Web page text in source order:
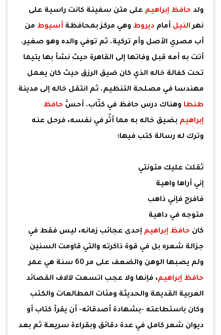
ولد حافظ إبراهيم على متن سفينة كانت راسية على
نهرالنيل أمام ديروط وهي مركز بمحافظة أسيوط من
أب مصري الأصل وأم تركية. ثم توفي والده وهو صغير.
أتت به أمه قبل وفاتها إلى القاهرة حيث نشأ بها يتيما
تحت كفالة خاله الذي كان ضيق الرزق حيث كان يعمل
مهندسا في مصلحة التنظيم. ثم انتقل خاله إلى مدينة
طنطا وهناك درس حافظ في كتّاب. أحسَّ حافظ
إبراهيم بضيق خاله به مما أثّر في نفسه، فرحل عنه
وترك له رسالة كتب فيها:
ثقلت عليك مئونتي
إني أراها واهية
فافرح فإني ذاهب
متوجه في داهية
كان حافظ إبراهيم إحدى عجائب زمانه، ليس فقط في
جزالة شعره بل في قوة ذاكرته والتي قاومت السنين
ولم يصبها الوهن والضعف على مر 60 سنة هي عمر
حافظ إبراهيم، فإنها ولا عجب اتسعت لآلاف القصائد
العربية القديمة والحديثة ومئات المطالعات والكتب
وكان باستطاعته -بشهادة أصدقائه- أن يقرأ كتاب أو
ديوان شعر كامل في عدة دقائق وبقراءة سريعة ثم بعد